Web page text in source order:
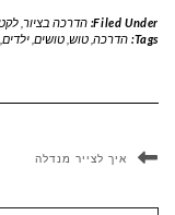
Filed Under: הדרכה בציור,
Tags: הדרכה, טוש טושים, ילדים,
איך לצייר מנדלה